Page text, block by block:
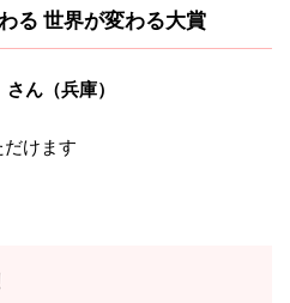
る 世界が変わる大賞
ん（兵庫）
けます